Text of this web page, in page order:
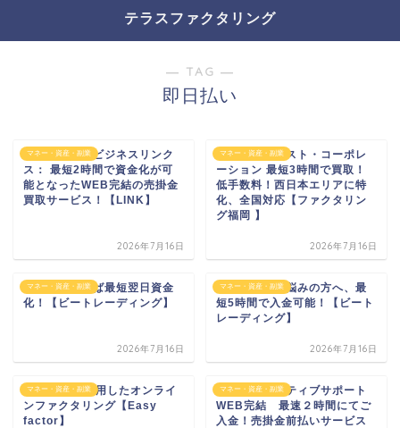
テラスファクタリング
― TAG ―
即日払い
マネー・資産・副業
株式会社日本ビジネスリンク
ス： 最短2時間で資金化が可
能となったWEB完結の売掛金
買取サービス！【LINK】
2026年7月16日
マネー・資産・副業
有限会社トラスト・コーポレ
ーション 最短3時間で買取！
低手数料！西日本エリアに特
化、全国対応【ファクタリン
グ福岡 】
2026年7月16日
マネー・資産・副業
注文書があれば最短翌日資金
化！【ビートレーディング】
2026年7月16日
マネー・資産・副業
資金繰りにお悩みの方へ、最
短5時間で入金可能！【ビート
レーディング】
2026年7月16日
マネー・資産・副業
Fin Techを活用したオンライ
ンファクタリング【Easy
factor】
マネー・資産・副業
株式会社アクティブサポート
WEB完結 最速２時間にてご
入金！売掛金前払いサービス